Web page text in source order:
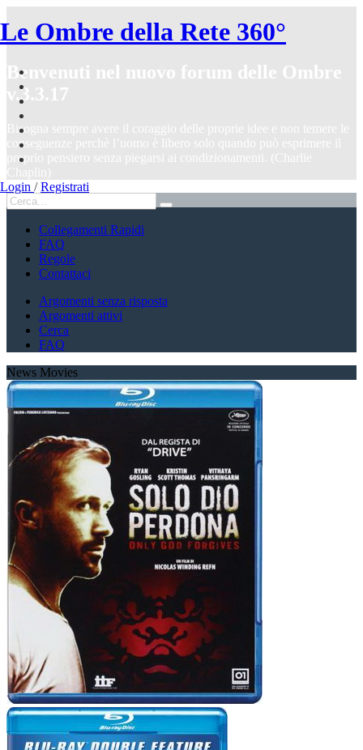
Le Ombre della Rete 360°
Login / Registrati
Benvenuti nel nuovo forum delle Ombre
v.3.3.17
Bisogna sempre avere il coraggio delle proprie idee e non temere le
conseguenze perchè l’uomo è libero solo quando può esprimere il
proprio pensiero senza piegarsi ai condizionamenti. (Charlie
Chaplin)
Collegamenti Rapidi
FAQ
Regole
Contattaci
Argomenti senza risposta
Argomenti attivi
Cerca
FAQ
News Movies